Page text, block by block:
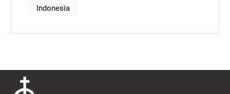
Indonesia